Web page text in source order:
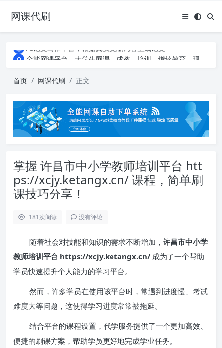
网课代刷
AI论文写作平台，根据真实文献内容生成论文
全能网课平台，大学生网课、成教、培训、继续教育。现已接入代刷代考项目3000+
全能网课平台，大学生网课、成教、培训、继续教育。现已接入代刷代考项目3000+
首页 网课代刷 正文
掌握 许昌市中小学教师培训平台 htt
ps://xcjy.ketangx.cn/ 课程，简单刷
课技巧分享！
181次阅读 没有评论
随着社会对技能和知识的需求不断增加， 许昌市中小学
教师培训平台 https://xcjy.ketangx.cn/ 成为了一个帮助
学员快速提升个人能力的学习平台。
然而，许多学员在使用该平台时，常遇到进度慢、考试
难度大等问题，这使得学习进度常常被拖延。
结合平台的课程设置，代学服务提供了一个更加高效、
便捷的刷课方案，帮助学员更好地完成学业任务。